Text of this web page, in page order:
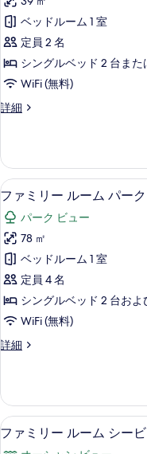
表
示
す
る
ュ
ー
の
す
べ
写
真
を
表
示
す
る
ム
シ
ー
ビ
ュ
ー
詳
ク
ス
ダ
ブ
ル
ル
ム
シ
ー
ビ
ュ
ー
の
す
べ
て
真
を
表
ベッドルーム 1 室
定員 2 名
シングルベッド 2 台また
WiFi (無料)
詳細
デ
ス
ダ
ブ
ル
ー
ム
シ
ー
ビ
ュ
ー
詳
フ
ァ
ミ
リ
ー
ル
ー
ム
パ
ク
ビ
ュ
13
ファミリー ルーム パー
パーク ビュー
78 ㎡
ベッドルーム 1 室
定員 4 名
シングルベッド 2 台およ
WiFi (無料)
詳細
フ
ー
ル
ー
フ
ァ
16
ファミリー ルーム シー